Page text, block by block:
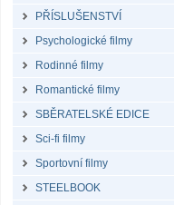
PŘÍSLUŠENSTVÍ
Psychologické filmy
Rodinné filmy
Romantické filmy
SBĚRATELSKÉ EDICE
Sci-fi filmy
Sportovní filmy
STEELBOOK